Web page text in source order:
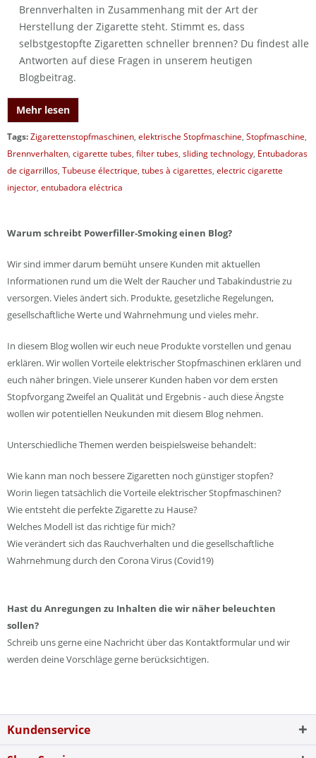
Brennverhalten in Zusammenhang mit der Art der
Herstellung der Zigarette steht. Stimmt es, dass
selbstgestopfte Zigaretten schneller brennen? Du findest alle
Antworten auf diese Fragen in unserem heutigen
Blogbeitrag.
Mehr lesen
Tags:Zigarettenstopfmaschinen, elektrische Stopfmaschine, Stopfmaschine,
Brennverhalten, cigarette tubes, filter tubes, sliding technology, Entubadoras
de cigarrillos, Tubeuse électrique, tubes à cigarettes, electric cigarette
injector, entubadora eléctrica
Warum schreibt Powerfiller-Smoking einen Blog?
Wir sind immer darum bemüht unsere Kunden mit aktuellen
Informationen rund um die Welt der Raucher und Tabakindustrie zu
versorgen. Vieles ändert sich. Produkte, gesetzliche Regelungen,
gesellschaftliche Werte und Wahrnehmung und vieles mehr.
In diesem Blog wollen wir euch neue Produkte vorstellen und genau
erklären. Wir wollen Vorteile elektrischer Stopfmaschinen erklären und
euch näher bringen. Viele unserer Kunden haben vor dem ersten
Stopfvorgang Zweifel an Qualität und Ergebnis - auch diese Ängste
wollen wir potentiellen Neukunden mit diesem Blog nehmen.
Unterschiedliche Themen werden beispielsweise behandelt:
Wie kann man noch bessere Zigaretten noch günstiger stopfen?
Worin liegen tatsächlich die Vorteile elektrischer Stopfmaschinen?
Wie entsteht die perfekte Zigarette zu Hause?
Welches Modell ist das richtige für mich?
Wie verändert sich das Rauchverhalten und die gesellschaftliche
Wahrnehmung durch den Corona Virus (Covid19)
Hast du Anregungen zu Inhalten die wir näher beleuchten
sollen?
Schreib uns gerne eine Nachricht über das Kontaktformular und wir
werden deine Vorschläge gerne berücksichtigen.
Kundenservice